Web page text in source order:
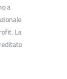
a
La